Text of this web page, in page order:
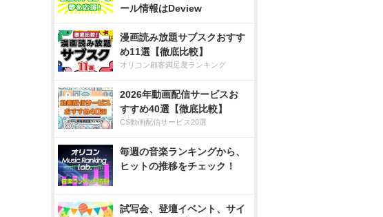
ール情報はDeview
漫画読み放題サブスクおすす
め11選【徹底比較】
オリコン顧客満足度ランキング
2026年動画配信サービスお
すすめ40選【徹底比較】
CS動画配信サービス20選
毎週の音楽ランキングから、
ヒットの推移をチェック！
試写会、登壇イベント、サイ